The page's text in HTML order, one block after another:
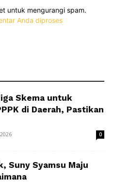
untuk mengurangi spam.
Anda diproses
Skema untuk
di Daerah, Pastikan
0
Suny Syamsu Maju